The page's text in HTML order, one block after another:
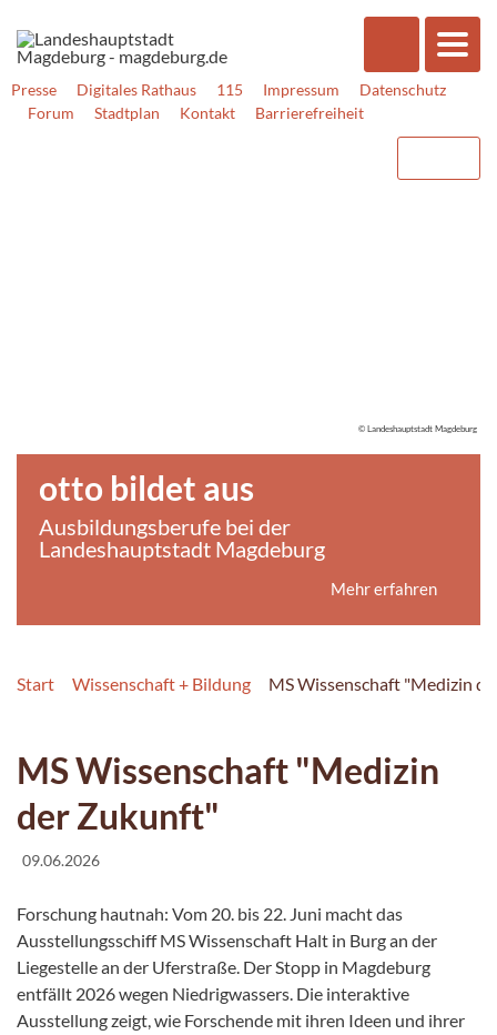
Presse Digitales Rathaus 115 Impressum
Datenschutz
Forum
Stadtplan Kontakt Barrierefreiheit
© Landeshauptstadt Magdeburg
otto bildet aus
Ausbildungsberufe bei der
Landeshauptstadt Magdeburg
Mehr erfahren
Start Wissenschaft + Bildung MS Wissenschaft "Medizin
MS Wissenschaft "Medizin
der Zukunft"
09.06.2026
Forschung hautnah: Vom 20. bis 22. Juni macht das
Ausstellungsschiff MS Wissenschaft Halt in Burg an der
Liegestelle an der Uferstraße. Der Stopp in Magdeburg
entfällt 2026 wegen Niedrigwassers. Die interaktive
Ausstellung zeigt, wie Forschende mit ihren Ideen und ihrer